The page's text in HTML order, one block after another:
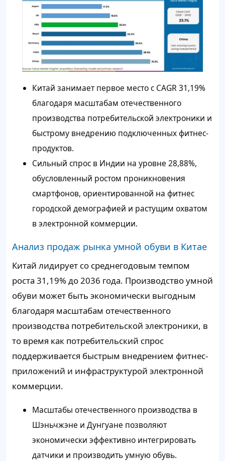
Китай занимает первое место с CAGR 31,19%
благодаря масштабам отечественного
производства потребительской электроники и
быстрому внедрению подключенных фитнес-
продуктов.
Сильный спрос в Индии на уровне 28,88%,
обусловленный ростом проникновения
смартфонов, ориентированной на фитнес
городской демографией и растущим охватом
в электронной коммерции.
Анализ продаж рынка умной обуви в Китае
Китай лидирует со среднегодовым темпом
роста 31,19% до 2036 года. Производство умной
обуви может быть экономически выгодным
благодаря масштабам отечественного
производства потребительской электроники, в
то время как потребительский спрос
поддерживается быстрым внедрением фитнес-
приложений и инфраструктурой электронной
коммерции.
Масштабы отечественного производства в
Шэньчжэне и Дунгуане позволяют
экономически эффективно интегрировать
датчики и производить умную обувь.